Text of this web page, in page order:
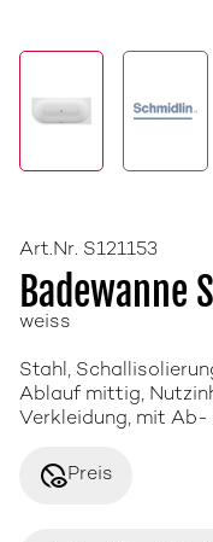
Art.Nr. S121153
Badewanne
weiss
Stahl,
Ablauf mittig,
Verkleidung, mit
disabled_visiblePreis